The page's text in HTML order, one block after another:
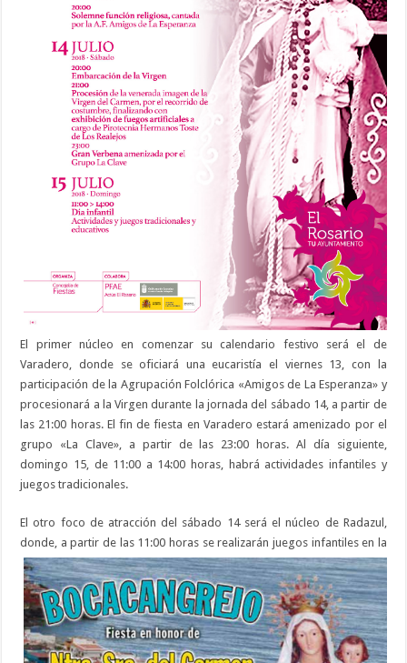
El primer núcleo en comenzar su calendario festivo será el de
Varadero, donde se oficiará una eucaristía el viernes 13, con la
participación de la Agrupación Folclórica «Amigos de La Esperanza» y
procesionará a la Virgen durante la jornada del sábado 14, a partir de
las 21:00 horas. El fin de fiesta en Varadero estará amenizado por el
grupo «La Clave», a partir de las 23:00 horas. Al día siguiente,
domingo 15, de 11:00 a 14:00 horas, habrá actividades infantiles y
juegos tradicionales.
El otro foco de atracción del sábado 14 será el núcleo de Radazul,
donde, a partir de l as 11:00 horas se realizarán juegos infantiles en la